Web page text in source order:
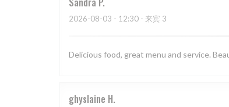
2026-08-03 - 12:30 - 来宾 3
Delicious food, great menu and service.
ghyslaine H